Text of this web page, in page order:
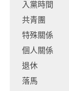
入黨時間
共青團
特殊關係
個人關係
退休
落馬